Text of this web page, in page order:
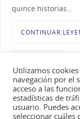
quince historias…
CONTINUAR
relatos,Libro La
Utilizamos
navegación por el
acceso a las
estadísticas de
usuario. Puedes
seleccionar